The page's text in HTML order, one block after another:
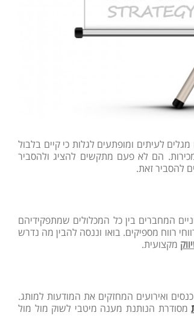
מגלים לעיתים ומופתעים לגלות כי קיים בלבול
הם לא פעם מתקשים להציג ולהסביר
להסביר זאת.
המחברים בין כל המכלולים שמתפקידיהם
רווח מספיקים. בואו וננסה להבין מה נדרש
מקצועית.
כנסים ואירועים המחזקים את המודעות למותג.
מסודרת הנותנת מענה מיטבי לשוק מול מול